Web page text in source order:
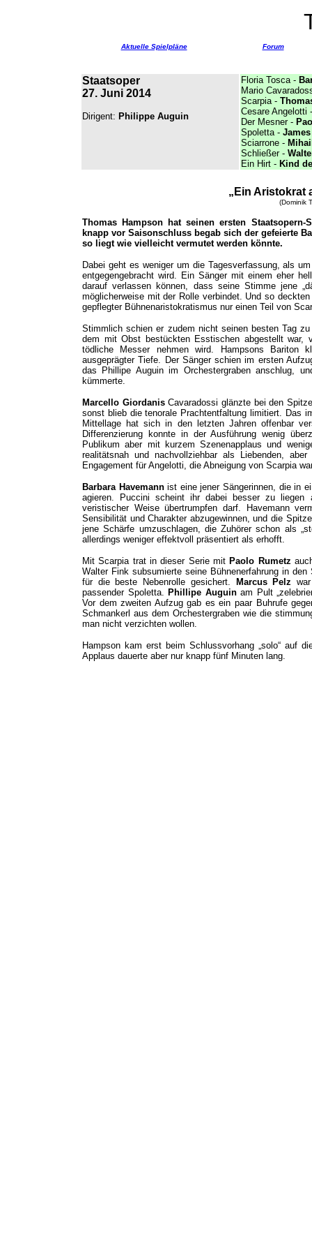
Aktuelle Spielpläne Forum
Staatsoper
27. Juni 2014
Dirigent: Philippe Auguin
Floria Tosca -
Mario
Scarpia -
Cesare Angelotti
Der Mesner -
Spoletta -
Sciarrone -
Schließer -
Ein Hirt - Kind
„Ein Aristokrat
(Dominik
Thomas Hampson hat seinen ersten Staatsopern-
knapp vor Saisonschluss begab sich der gefeierte
so liegt wie vielleicht vermutet werden könnte.
Dabei geht es weniger um die Tagesverfassung, als
entgegengebracht wird. Ein Sänger mit einem eher
darauf verlassen können, dass seine Stimme jene
möglicherweise mit der Rolle verbindet. Und so
gepflegter Bühnenaristokratismus nur einen Teil von
Stimmlich schien er zudem nicht seinen besten Tag
dem mit Obst bestückten Esstischen abgestellt war,
tödliche Messer nehmen wird. Hampsons Bariton
ausgeprägter Tiefe. Der Sänger schien im ersten
das Phillipe Auguin im Orchestergraben anschlug,
kümmerte.
Marcello GiordanisCavaradossi glänzte bei den
sonst blieb die tenorale Prachtentfaltung limitiert. Das
Mittellage hat sich in den letzten Jahren offenbar
Differenzierung konnte in der Ausführung wenig
Publikum aber mit kurzem Szenenapplaus und
realitätsnah und nachvollziehbar als Liebenden,
Engagement für Angelotti, die Abneigung von Scarpia
Barbara Havemannist eine jener Sängerinnen, die in
agieren. Puccini scheint ihr dabei besser zu
veristischer Weise übertrumpfen darf. Havemann
Sensibilität und Charakter abzugewinnen, und die
jene Schärfe umzuschlagen, die Zuhörer schon als
allerdings weniger effektvoll präsentiert als erhofft.
Mit Scarpia trat in dieser Serie mit Paolo Rumetz
Walter Fink subsumierte seine Bühnenerfahrung in
für die beste Nebenrolle gesichert.
Marcus Pelz
passender Spoletta. Phillipe Auguinam Pult
Vor dem zweiten Aufzug gab es ein paar Buhrufe
Schmankerl aus dem Orchestergraben wie die
man nicht verzichten wollen.
Hampson kam erst beim Schlussvorhang „solo“ auf
Applaus dauerte aber nur knapp fünf Minuten lang.